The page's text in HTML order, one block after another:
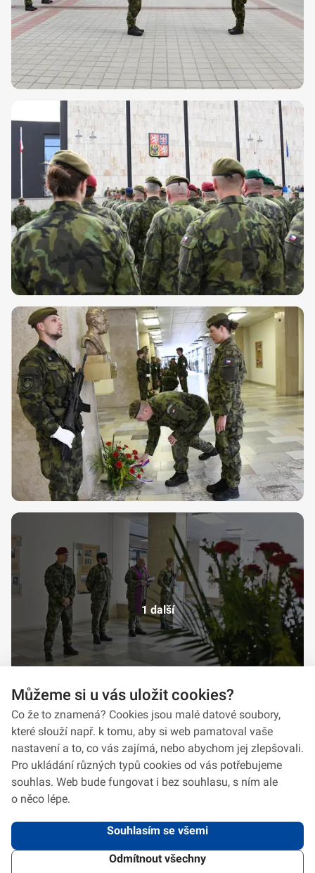
1 další
2026 © VeV-VA Vyškov • Informace jsou poskytovány v souladu se zákonem
Můžeme si u vás uložit cookies?
Co že to znamená? Cookies jsou malé datové soubory,
které slouží např. k tomu, aby si web pamatoval vaše
nastavení a to, co vás zajímá, nebo abychom jej zlepšovali.
Pro ukládání různých typů cookies od vás potřebujeme
souhlas. Web bude fungovat i bez souhlasu, s ním ale
o něco lépe.
Souhlasím se všemi
Odmítnout všechny